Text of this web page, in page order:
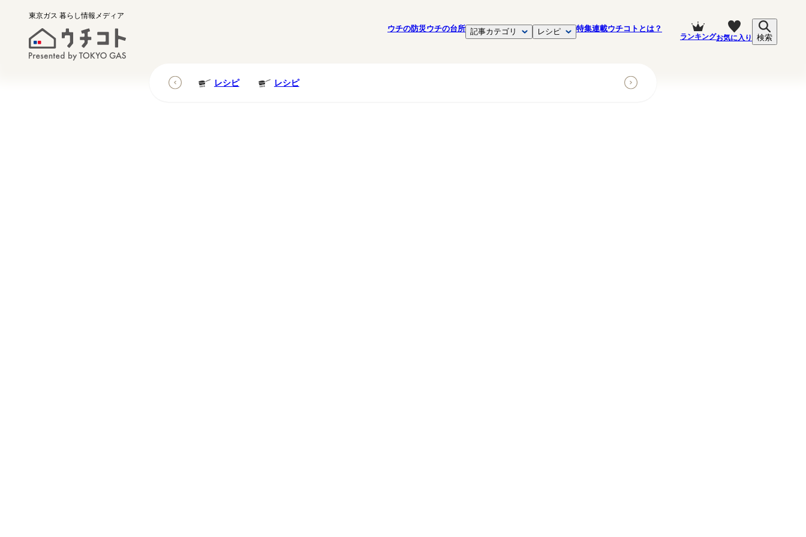
東京ガス 暮らし情報メディア
ウチの防災ウチの台所 記事カテゴリ レシピ 特集連載ウチコトとは？
ランキングお気に入り 検索
レシピ レシピ レシピ